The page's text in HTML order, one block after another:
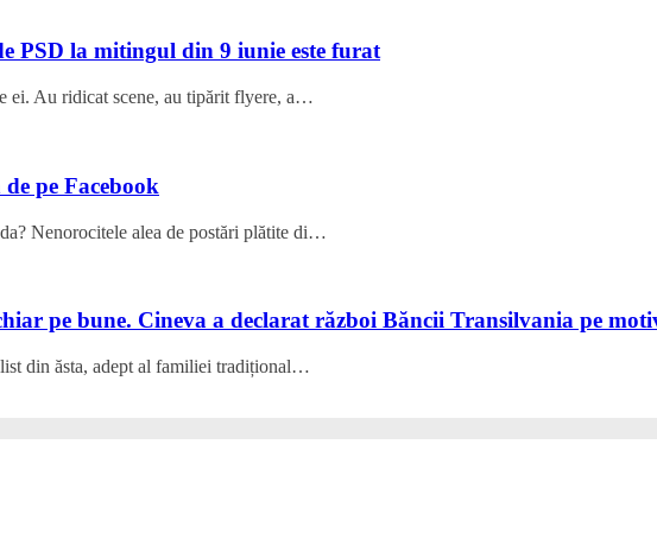
PSD la mitingul din 9 iunie este furat
ei. Au ridicat scene, au tipărit flyere, a…
pe Facebook
Nenorocitele alea de postări plătite di…
pe bune. Cineva a declarat război Băncii Transilvania pe
din ăsta, adept al familiei tradițional…